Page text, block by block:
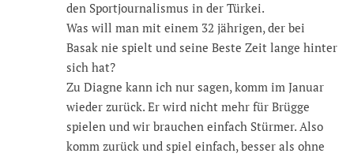
den Sportjournalismus in der Türkei.
Was will man mit einem 32 jährigen, der bei
Basak nie spielt und seine Beste Zeit lange hinter
sich hat?
Zu Diagne kann ich nur sagen, komm im Januar
wieder zurück. Er wird nicht mehr für Brügge
spielen und wir brauchen einfach Stürmer. Also
komm zurück und spiel einfach, besser als ohne